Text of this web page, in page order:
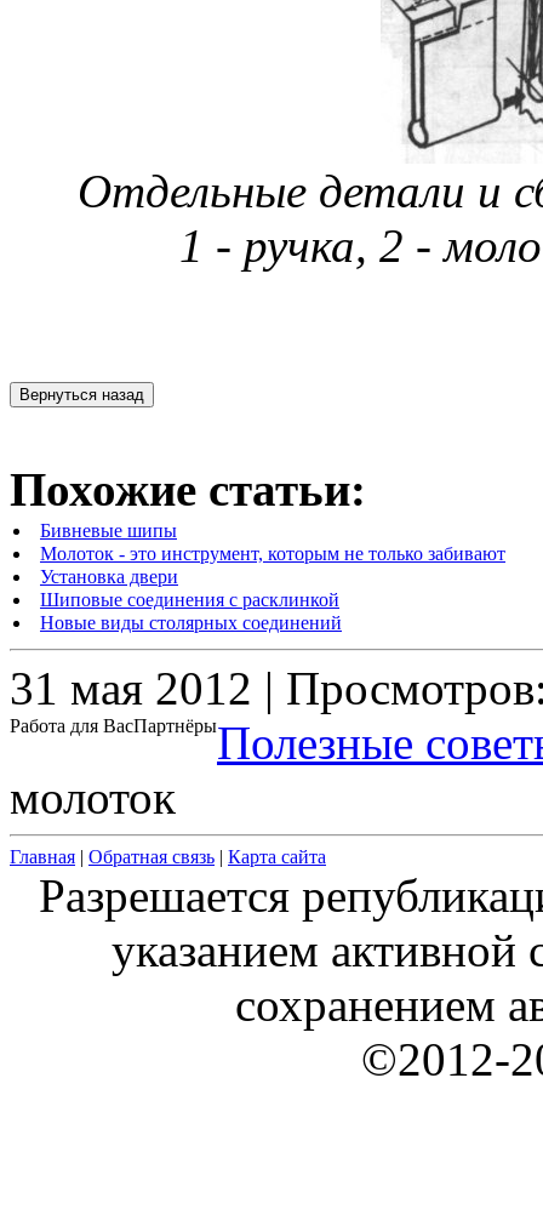
Отдельные детали и
1 - ручка, 2 -
Похожие статьи:
Бивневые шипы
Молоток - это инструмент, которым не только забивают
Установка двери
Шиповые соединения с расклинкой
Новые виды столярных соединений
31 мая 2012 |
Работа для ВасПартнёрыПолезные
молоток
Главная | Обратная связь | Карта сайта
Разрешается
указанием
сохранением
©2012-